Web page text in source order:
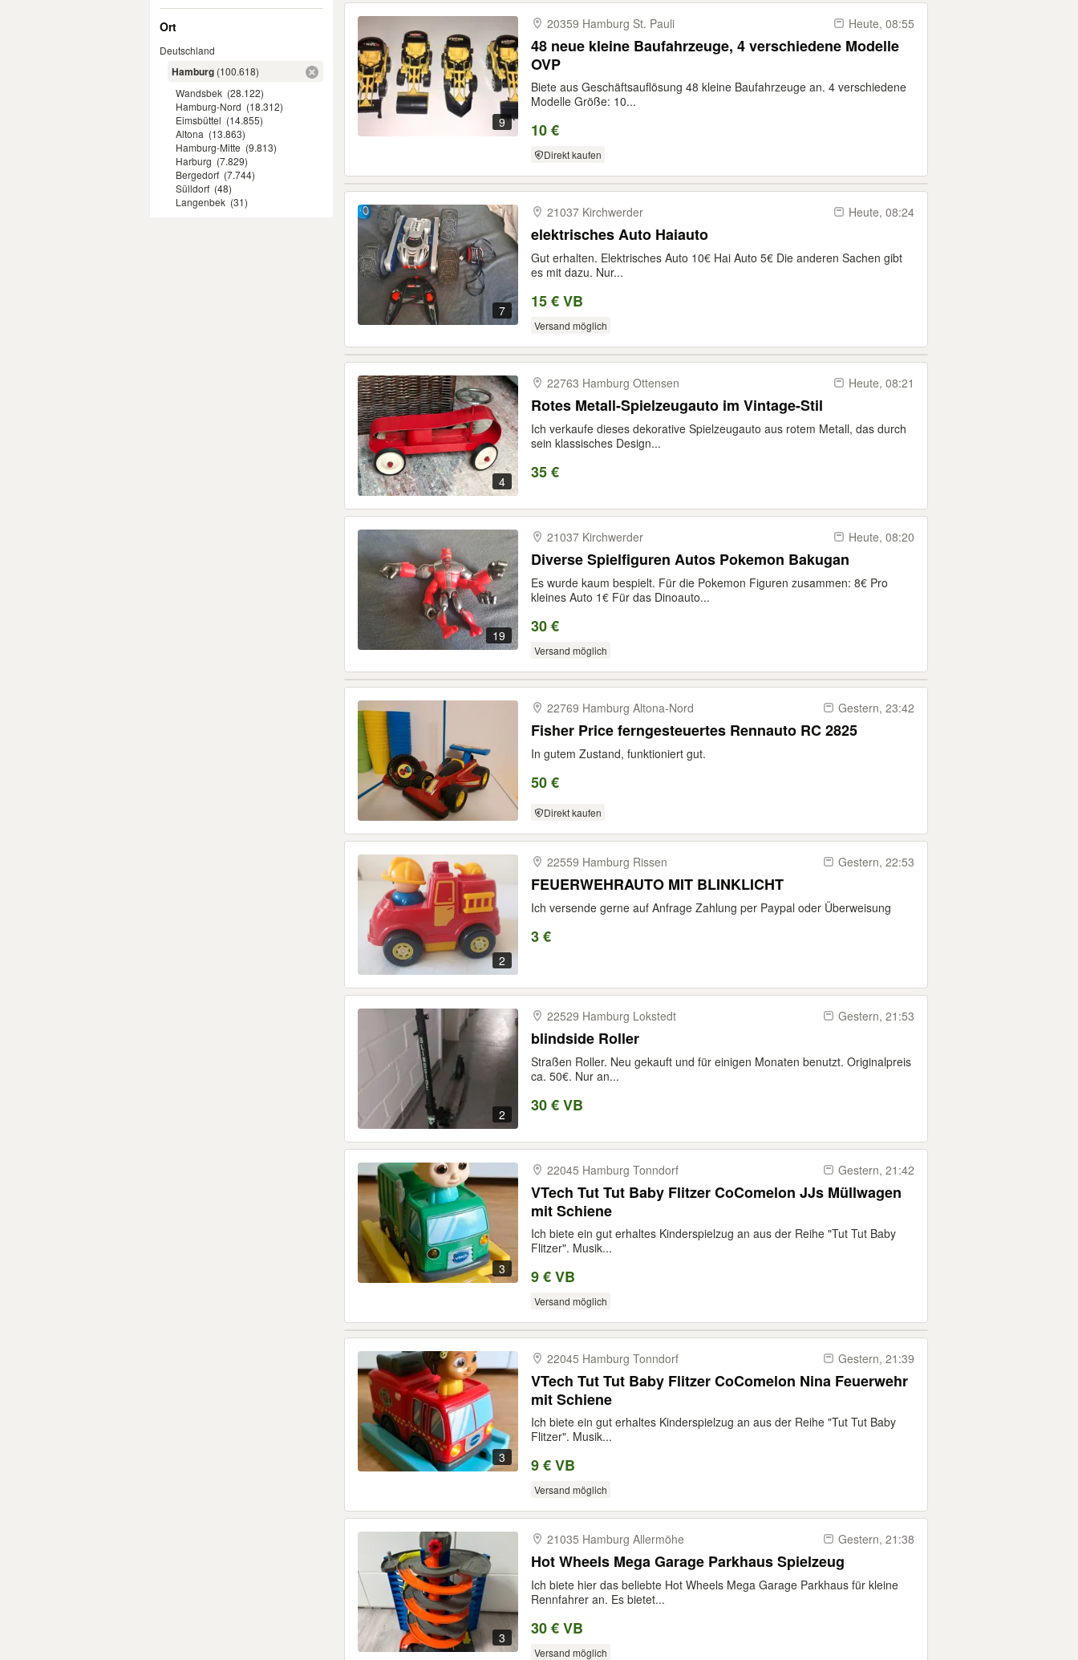
Ort
Deutschland
Hamburg (100.618)
Wandsbek (28.122)
Hamburg-Nord (18.312)
Eimsbüttel (14.855)
Altona (13.863)
Hamburg-Mitte (9.813)
Harburg (7.829)
Bergedorf (7.744)
Sülldorf (48)
Langenbek (31)
9
20359 Hamburg St. Pauli Heute, 08:55
48 neue kleine Baufahrzeuge, 4 verschiedene Modelle
OVP
Biete aus Geschäftsauflösung 48 kleine Baufahrzeuge an. 4 verschiedene
Modelle Größe: 10...
10 €
Direkt kaufen
7
21037 Kirchwerder Heute, 08:24
elektrisches Auto Haiauto
Gut erhalten. Elektrisches Auto 10€ Hai Auto 5€ Die anderen Sachen gibt
es mit dazu. Nur...
15 € VB
Versand möglich
4
22763 Hamburg Ottensen Heute, 08:21
Rotes Metall-Spielzeugauto im Vintage-Stil
Ich verkaufe dieses dekorative Spielzeugauto aus rotem Metall, das durch
sein klassisches Design...
35 €
19
21037 Kirchwerder Heute, 08:20
Diverse Spielfiguren Autos Pokemon Bakugan
Es wurde kaum bespielt. Für die Pokemon Figuren zusammen: 8€ Pro
kleines Auto 1€ Für das Dinoauto...
30 €
Versand möglich
22769 Hamburg Altona-​Nord Gestern, 23:42
Fisher Price ferngesteuertes Rennauto RC 2825
In gutem Zustand, funktioniert gut.
50 €
Direkt kaufen
2
22559 Hamburg Rissen Gestern, 22:53
FEUERWEHRAUTO MIT BLINKLICHT
Ich versende gerne auf Anfrage Zahlung per Paypal oder Überweisung
3 €
2
22529 Hamburg Lokstedt Gestern, 21:53
blindside Roller
Straßen Roller. Neu gekauft und für einigen Monaten benutzt. Originalpreis
ca. 50€. Nur an...
30 € VB
3
22045 Hamburg Tonndorf Gestern, 21:42
VTech Tut Tut Baby Flitzer CoComelon JJs Müllwagen
mit Schiene
Ich biete ein gut erhaltes Kinderspielzug an aus der Reihe "Tut Tut Baby
Flitzer". Musik...
9 € VB
Versand möglich
3
22045 Hamburg Tonndorf Gestern, 21:39
VTech Tut Tut Baby Flitzer CoComelon Nina Feuerwehr
mit Schiene
Ich biete ein gut erhaltes Kinderspielzug an aus der Reihe "Tut Tut Baby
Flitzer". Musik...
9 € VB
Versand möglich
3
21035 Hamburg Allermöhe Gestern, 21:38
Hot Wheels Mega Garage Parkhaus Spielzeug
Ich biete hier das beliebte Hot Wheels Mega Garage Parkhaus für kleine
Rennfahrer an. Es bietet...
30 € VB
Versand möglich